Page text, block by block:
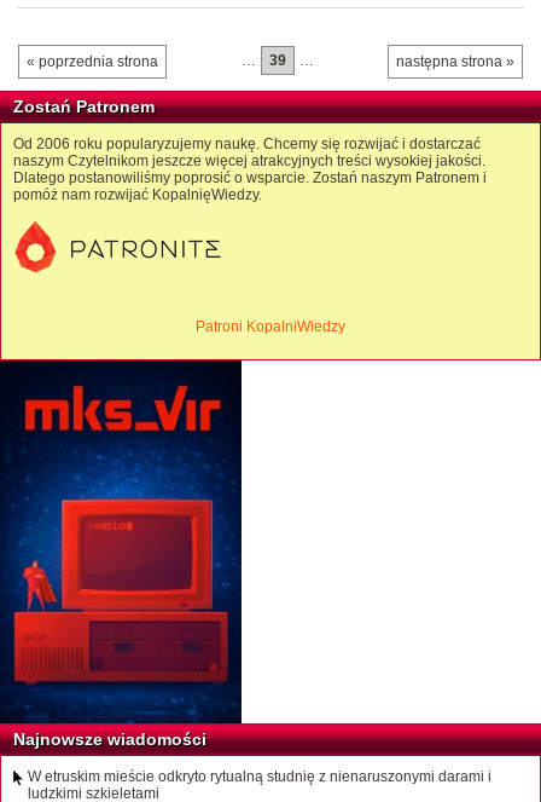
« poprzednia strona następna strona »
… 39 …
Zostań Patronem
Od 2006 roku popularyzujemy naukę. Chcemy się rozwijać i dostarczać
naszym Czytelnikom jeszcze więcej atrakcyjnych treści wysokiej jakości.
Dlatego postanowiliśmy poprosić o wsparcie. Zostań naszym Patronem i
pomóż nam rozwijać KopalnięWiedzy.
Patroni KopalniWiedzy
Najnowsze wiadomości
W etruskim mieście odkryto rytualną studnię z nienaruszonymi darami i
ludzkimi szkieletami